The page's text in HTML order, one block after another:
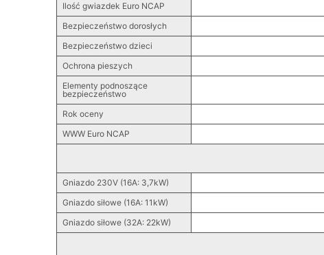
Ilość gwiazdek Euro NCAP
Bezpieczeństwo dorosłych
Bezpieczeństwo dzieci
Ochrona pieszych
Elementy podnoszące
bezpieczeństwo
Rok oceny
WWW Euro NCAP
Gniazdo 230V (16A: 3,7kW)
Gniazdo siłowe (16A: 11kW)
Gniazdo siłowe (32A: 22kW)